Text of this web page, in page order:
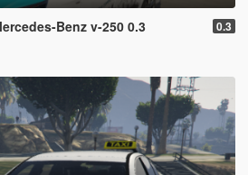
Benz v-250 0.3 0.3